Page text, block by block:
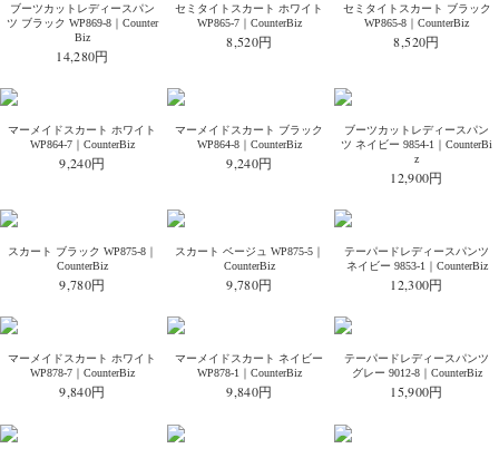
ブーツカットレディースパン
ツ ブラック WP869-8｜Counter
Biz
14,280円
セミタイトスカート ホワイト
WP865-7｜CounterBiz
8,520円
セミタイトスカート ブラック
WP865-8｜CounterBiz
8,520円
マーメイドスカート ホワイト
WP864-7｜CounterBiz
9,240円
マーメイドスカート ブラック
WP864-8｜CounterBiz
9,240円
ブーツカットレディースパン
ツ ネイビー 9854-1｜CounterBi
z
12,900円
スカート ブラック WP875-8｜
CounterBiz
9,780円
スカート ベージュ WP875-5｜
CounterBiz
9,780円
テーパードレディースパンツ
ネイビー 9853-1｜CounterBiz
12,300円
マーメイドスカート ホワイト
WP878-7｜CounterBiz
9,840円
マーメイドスカート ネイビー
WP878-1｜CounterBiz
9,840円
テーパードレディースパンツ
グレー 9012-8｜CounterBiz
15,900円